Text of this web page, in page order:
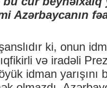
Azərbaycanın
ki, onun
və iradəli
idman yarışını